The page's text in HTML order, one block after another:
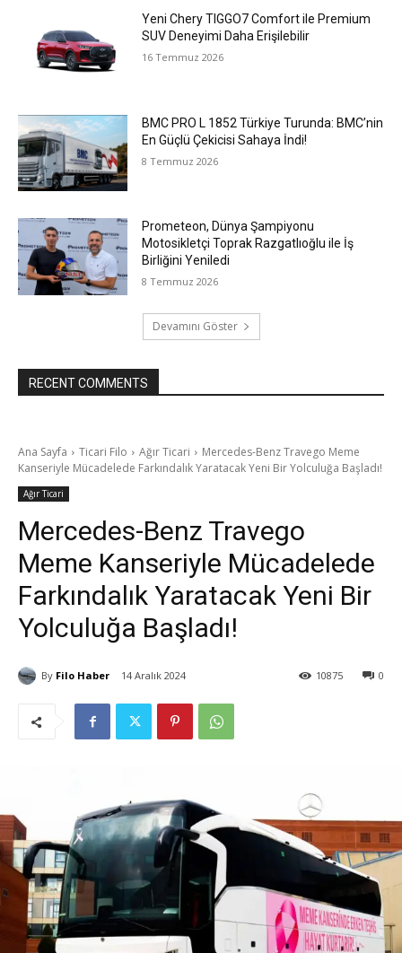
Yeni Chery TIGGO7 Comfort ile Premium
SUV Deneyimi Daha Erişilebilir
16 Temmuz 2026
BMC PRO L 1852 Türkiye Turunda: BMC’nin
En Güçlü Çekicisi Sahaya İndi!
8 Temmuz 2026
Prometeon, Dünya Şampiyonu
Motosikletçi Toprak Razgatlıoğlu ile İş
Birliğini Yeniledi
8 Temmuz 2026
Devamını Göster
RECENT COMMENTS